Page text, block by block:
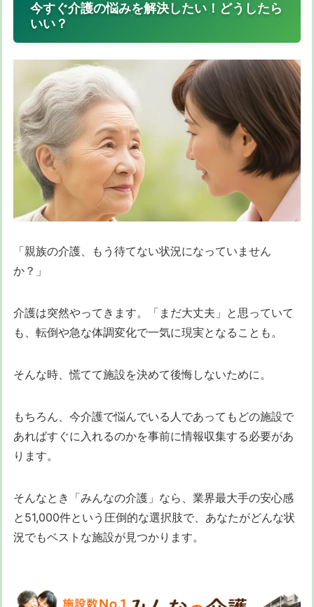
今すぐ介護の悩みを解決したい！どうしたら
いい？
「親族の介護、もう待てない状況になっていません
か？」
介護は突然やってきます。「まだ大丈夫」と思っていて
も、転倒や急な体調変化で一気に現実となることも。
そんな時、慌てて施設を決めて後悔しないために。
もちろん、今介護で悩んでいる人であってもどの施設で
あればすぐに入れるのかを事前に情報収集する必要があ
ります。
そんなとき「みんなの介護」なら、業界最大手の安心感
と51,000件という圧倒的な選択肢で、あなたがどんな状
況でもベストな施設が見つかります。